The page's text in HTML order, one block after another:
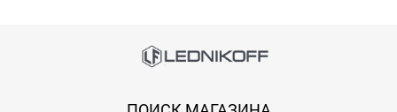
АКСЕССУАРЫ